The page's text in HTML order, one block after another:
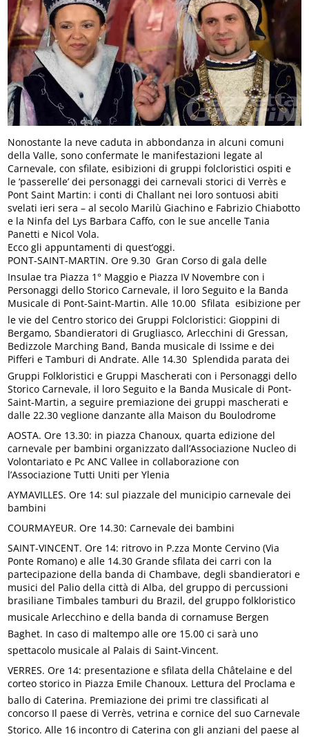
Nonostante la neve caduta in abbondanza in alcuni comuni
della Valle, sono confermate le manifestazioni legate al
Carnevale, con sfilate, esibizioni di gruppi folcloristici ospiti e
le ‘passerelle’ dei personaggi dei carnevali storici di Verrès e
Pont Saint Martin: i conti di Challant nei loro sontuosi abiti
svelati ieri sera – al secolo Marilù Giachino e Fabrizio Chiabotto
e la Ninfa del Lys Barbara Caffo, con le sue ancelle Tania
Panetti e Nicol Vola.
Ecco gli appuntamenti di quest’oggi.
PONT-SAINT-MARTIN. Ore 9.30  Gran Corso di gala delle
Insulae tra Piazza 1° Maggio e Piazza IV Novembre con i
Personaggi dello Storico Carnevale, il loro Seguito e la Banda
Musicale di Pont-Saint-Martin. Alle 10.00  Sfilata  esibizione per
le vie del Centro storico dei Gruppi Folcloristici: Gioppini di
Bergamo, Sbandieratori di Grugliasco, Arlecchini di Gressan,
Bedizzole Marching Band, Banda musicale di Issime e dei
Pifferi e Tamburi di Andrate. Alle 14.30  Splendida parata dei
Gruppi Folkloristici e Gruppi Mascherati con i Personaggi dello
Storico Carnevale, il loro Seguito e la Banda Musicale di Pont-
Saint-Martin, a seguire premiazione dei gruppi mascherati e
dalle 22.30 veglione danzante alla Maison du Boulodrome
AOSTA. Ore 13.30: in piazza Chanoux, quarta edizione del
carnevale per bambini organizzato dall’Associazione Nucleo di
Volontariato e Pc ANC Vallee in collaborazione con
l’Associazione Tutti Uniti per Ylenia
AYMAVILLES. Ore 14: sul piazzale del municipio carnevale dei
bambini
COURMAYEUR. Ore 14.30: Carnevale dei bambini
SAINT-VINCENT. Ore 14: ritrovo in P.zza Monte Cervino (Via
Ponte Romano) e alle 14.30 Grande sfilata dei carri con la
partecipazione della banda di Chambave, degli sbandieratori e
musici del Palio della città di Alba, del gruppo di percussioni
brasiliane Timbales tamburi du Brazil, del gruppo folkloristico
musicale Arlecchino e della banda di cornamuse Bergen
Baghet. In caso di maltempo alle ore 15.00 ci sarà uno
spettacolo musicale al Palais di Saint-Vincent.
VERRES. Ore 14: presentazione e sfilata della Châtelaine e del
corteo storico in Piazza Emile Chanoux. Lettura del Proclama e
ballo di Caterina. Premiazione dei primi tre classificati al
concorso Il paese di Verrès, vetrina e cornice del suo Carnevale
Storico. Alle 16 incontro di Caterina con gli anziani del paese al